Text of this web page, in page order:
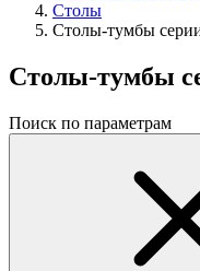
Столы
Столы-тумбы
Столы-тумбы
Поиск по параметрам